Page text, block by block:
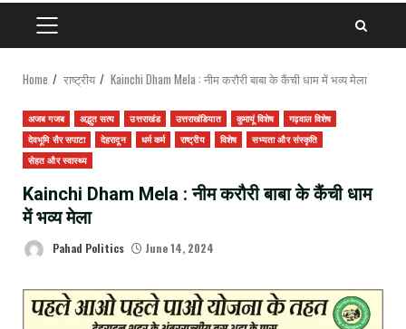
PRIMARY
MENU
Home राष्ट्रीय Kainchi Dham Mela : नीम करौरी बाबा के कैंची धाम में भव्य मेला
अजब गजब अद्भुत सत्य उत्तराखंड उत्तराखंडियात कुमायूं विशेष
गढ़वाल विशेष
देवभूमि सैर सपाटा
देहरादून धर्म कर्म राष्ट्रीय विशेष
सभ्यता और संस्कृति
सेहत और स्वास्थ्य
Kainchi Dham Mela : नीम करौरी बाबा के कैंची धाम
में भव्य मेला
Pahad Politics June 14, 2024